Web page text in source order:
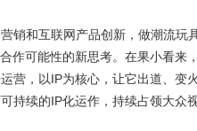
销和互联网产品创新，做潮流
作可能性的新思考。在果小看
营，以IP为核心，让它出道、
持续的IP化运作，持续占领大